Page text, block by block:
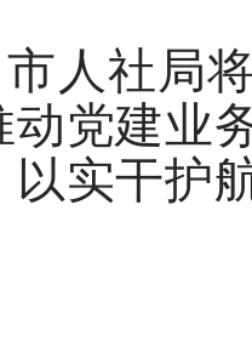
人社局
动党建业
以实干护